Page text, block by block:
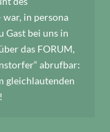
war, in persona
Gast bei uns in
das FORUM,
abrufbar:
gleichlautenden